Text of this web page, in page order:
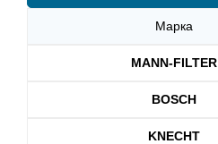
Марка
MANN-FILTER
BOSCH
KNECHT